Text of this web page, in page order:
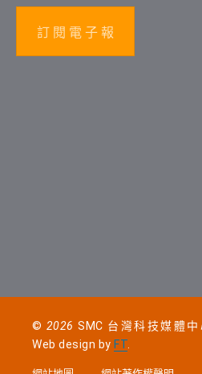
訂 閱 電 子 報
© 2026 SMC 台灣科技媒體
Web design by FT